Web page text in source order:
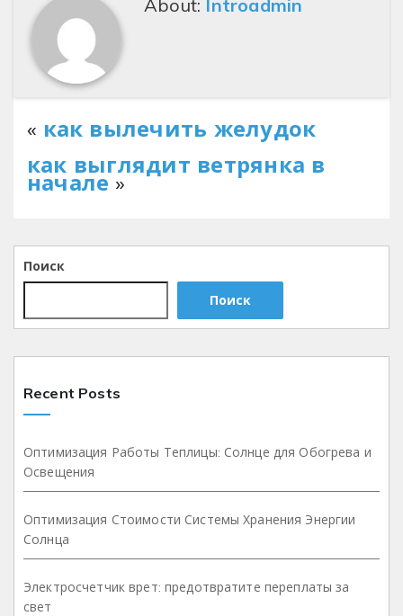
About: Introadmin
« как вылечить желудок
как выглядит ветрянка в
начале »
Поиск
Поиск
Recent Posts
Оптимизация Работы Теплицы: Солнце для Обогрева и
Освещения
Оптимизация Стоимости Системы Хранения Энергии
Солнца
Электросчетчик врет: предотвратите переплаты за
свет